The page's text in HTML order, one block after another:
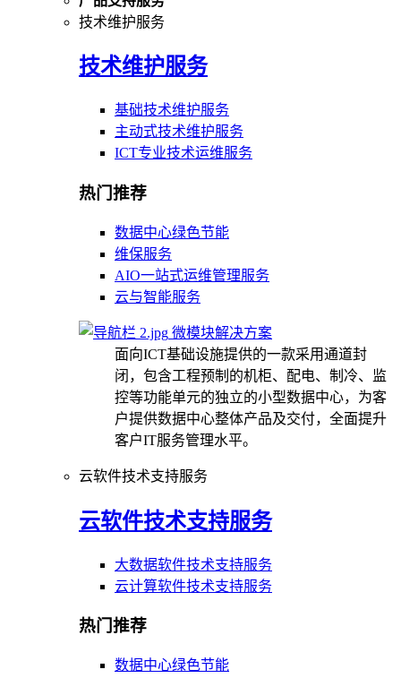
技术维护服务
技术维护服务
基础技术维护服务
主动式技术维护服务
ICT专业技术运维服务
热门推荐
数据中心绿色节能
维保服务
AIO一站式运维管理服务
云与智能服务
微模块解决方案
面向ICT基础设施提供的一款采用通道封
闭，包含工程预制的机柜、配电、制冷、监
控等功能单元的独立的小型数据中心，为客
户提供数据中心整体产品及交付，全面提升
客户IT服务管理水平。
云软件技术支持服务
云软件技术支持服务
大数据软件技术支持服务
云计算软件技术支持服务
热门推荐
数据中心绿色节能